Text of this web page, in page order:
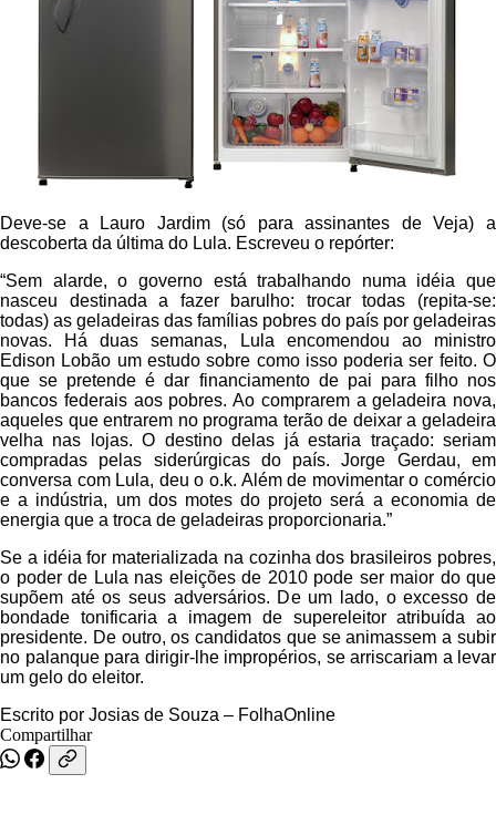
Deve-se a Lauro Jardim(só para assinantes de Veja) a
descoberta da última do Lula. Escreveu o repórter:
“Sem alarde, o governo está trabalhando numa idéia que
nasceu destinada a fazer barulho: trocar todas (repita-se:
todas) as geladeiras das famílias pobres do país por geladeiras
novas. Há duas semanas, Lula encomendou ao ministro
Edison Lobão um estudo sobre como isso poderia ser feito. O
que se pretende é dar financiamento de pai para filho nos
bancos federais aos pobres. Ao comprarem a geladeira nova,
aqueles que entrarem no programa terão de deixar a geladeira
velha nas lojas. O destino delas já estaria traçado: seriam
compradas pelas siderúrgicas do país. Jorge Gerdau, em
conversa com Lula, deu o o.k. Além de movimentar o comércio
e a indústria, um dos motes do projeto será a economia de
energia que a troca de geladeiras proporcionaria.”
Se a idéia for materializada na cozinha dos brasileiros pobres,
o poder de Lula nas eleições de 2010 pode ser maior do que
supõem até os seus adversários. De um lado, o excesso de
bondade tonificaria a imagem de supereleitor atribuída ao
presidente. De outro, os candidatos que se animassem a subir
no palanque para dirigir-lhe impropérios, se arriscariam a levar
um gelo do eleitor.
Escrito por Josias de Souza – FolhaOnline
Compartilhar